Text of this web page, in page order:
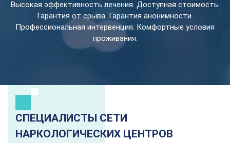
Высокая эффективность лечения. Доступная стоимость.
Гарантия от срыва. Гарантия анонимности.
Профессиональная интервенция. Комфортные условия
проживания.
СПЕЦИАЛИСТЫ СЕТИ
НАРКОЛОГИЧЕСКИХ ЦЕНТРОВ